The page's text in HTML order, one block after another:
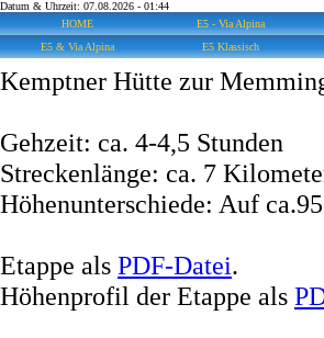
Datum & Uhrzeit: 07.08.2026 - 01:44
HOME
E5 - Via Alpina
E5 & Via Alpina
E5 Klassisch
Kemptner Hütte zur
Gehzeit: ca. 4-4,5 Stunden
Streckenlänge: ca. 7
Höhenunterschiede: Auf
Etappe als PDF-Datei.
Höhenprofil der Etappe als